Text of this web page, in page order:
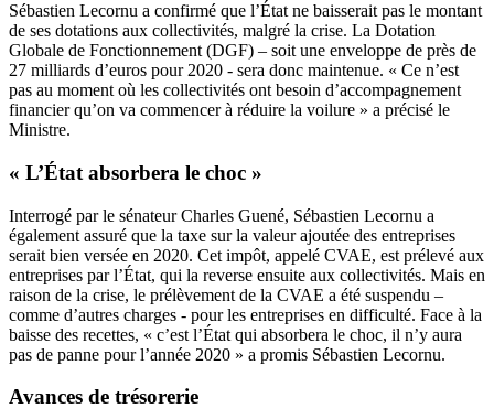
Sébastien Lecornu a confirmé que l’État ne baisserait pas le montant
de ses dotations aux collectivités, malgré la crise. La Dotation
Globale de Fonctionnement (DGF) – soit une enveloppe de près de
27 milliards d’euros pour 2020 - sera donc maintenue. « Ce n’est
pas au moment où les collectivités ont besoin d’accompagnement
financier qu’on va commencer à réduire la voilure » a précisé le
Ministre.
« L’État absorbera le choc »
Interrogé par le sénateur Charles Guené, Sébastien Lecornu a
également assuré que la taxe sur la valeur ajoutée des entreprises
serait bien versée en 2020. Cet impôt, appelé CVAE, est prélevé aux
entreprises par l’État, qui la reverse ensuite aux collectivités. Mais en
raison de la crise, le prélèvement de la CVAE a été suspendu –
comme d’autres charges - pour les entreprises en difficulté. Face à la
baisse des recettes, « c’est l’État qui absorbera le choc, il n’y aura
pas de panne pour l’année 2020 » a promis Sébastien Lecornu.
Avances de trésorerie